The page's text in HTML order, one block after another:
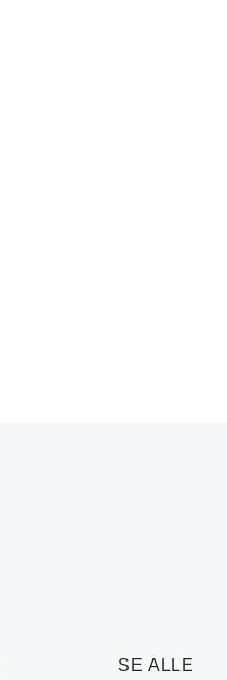
SE ALLE